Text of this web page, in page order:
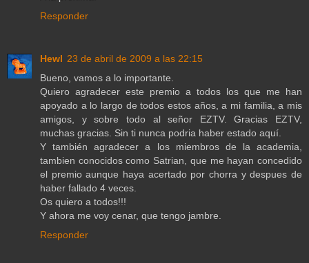
Responder
Hewl 23 de abril de 2009 a las 22:15
Bueno, vamos a lo importante.
Quiero agradecer este premio a todos los que me han
apoyado a lo largo de todos estos años, a mi familia, a mis
amigos, y sobre todo al señor EZTV. Gracias EZTV,
muchas gracias. Sin ti nunca podria haber estado aquí.
Y también agradecer a los miembros de la academia,
tambien conocidos como Satrian, que me hayan concedido
el premio aunque haya acertado por chorra y despues de
haber fallado 4 veces.
Os quiero a todos!!!
Y ahora me voy cenar, que tengo jambre.
Responder